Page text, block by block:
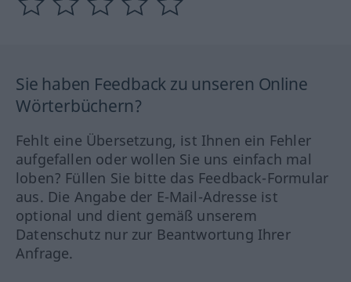
Sie haben Feedback zu unseren Online
Wörterbüchern?
Fehlt eine Übersetzung, ist Ihnen ein Fehler
aufgefallen oder wollen Sie uns einfach mal
loben? Füllen Sie bitte das Feedback-Formular
aus. Die Angabe der E-Mail-Adresse ist
optional und dient gemäß unserem
Datenschutz nur zur Beantwortung Ihrer
Anfrage.